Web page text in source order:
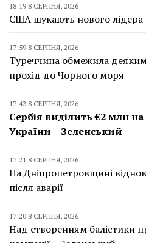
18:19 8 СЕРПНЯ, 2026
США шукають нового лідера
17:59 8 СЕРПНЯ, 2026
Туреччина обмежила
прохід до Чорного моря
17:42 8 СЕРПНЯ, 2026
Сербія виділить €2 млн
України – Зеленський
17:21 8 СЕРПНЯ, 2026
На Дніпропетровщині
після аварії
17:20 8 СЕРПНЯ, 2026
Над створенням балістики